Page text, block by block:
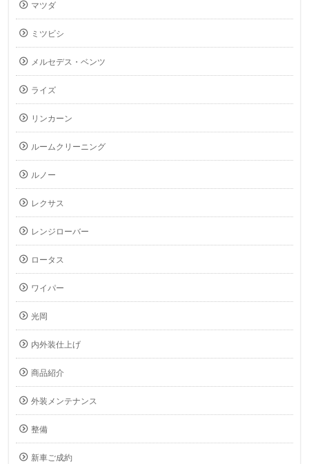
マツダ
ミツビシ
メルセデス・ベンツ
ライズ
リンカーン
ルームクリーニング
ルノー
レクサス
レンジローバー
ロータス
ワイパー
光岡
内外装仕上げ
商品紹介
外装メンテナンス
整備
新車ご成約